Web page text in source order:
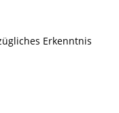
Erkenntnis